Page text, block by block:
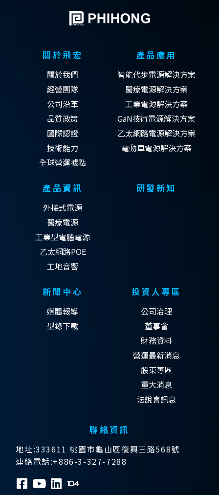
關於飛宏
關於我們
經營團隊
公司沿革
品質政策
國際認證
技術能力
全球營運據點
產品應用
智能代步電源解決方案
醫療電源解決方案
工業電源解決方案
GaN技術電源解決方案
乙太網路電源解決方案
電動車電源解決方案
產品資訊
外接式電源
醫療電源
工業型電腦電源
乙太網路POE
工地音響
研發新知
新聞中心
媒體報導
型錄下載
投資人專區
公司治理
董事會
財務資料
營運最新消息
股東專區
重大消息
法說會訊息
聯絡資訊
地址:333611 桃園市龜山區復興三路568號
連絡電話:+886-3-327-7288